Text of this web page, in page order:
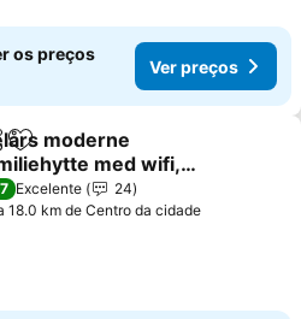
os preços
Ver preços
Adicionar aos favoritos
moderne
med wifi,
ski inn, ski ut og
beliggenhet
preços
Excelente
24
18.0 km de Centro da cidade